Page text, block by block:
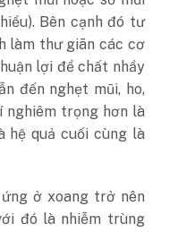
Bên cạnh đó tư
làm thư giãn các cơ
lợi để chất nhầy
đến nghẹt mũi, ho,
nghiêm trọng hơn là
hệ quả cuối cùng là
ở xoang trở nên
đó là nhiễm trùng